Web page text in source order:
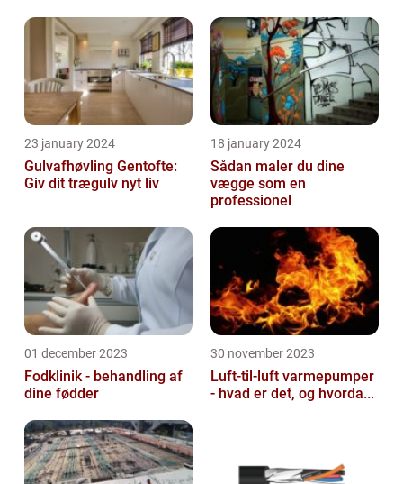
23 january 2024
Gulvafhøvling Gentofte:
Giv dit trægulv nyt liv
18 january 2024
Sådan maler du dine
vægge som en
professionel
01 december 2023
Fodklinik - behandling af
dine fødder
30 november 2023
Luft-til-luft varmepumper
- hvad er det, og hvorda...